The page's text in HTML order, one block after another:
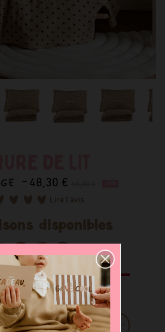
- 48,30 €
Lire l'avis
disponibles
parure